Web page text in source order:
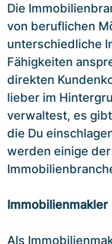
Die
von beruflichen
unterschiedliche
Fähigkeiten
direkten
lieber im
verwaltest, es
die Du
werden einige
Immobilienmakler
Als